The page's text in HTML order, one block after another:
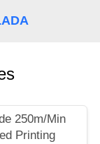
250m/Min
Printing